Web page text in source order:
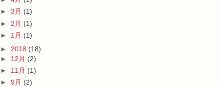
► 3月 (1)
► 2月 (1)
► 1月 (1)
► 2018 (18)
► 12月 (2)
► 11月 (1)
► 9月 (2)